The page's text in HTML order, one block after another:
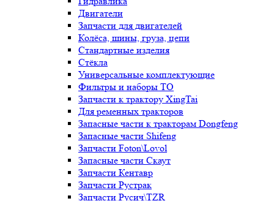
Двигатели
Запчасти для двигателей
Колёса, шины, груза, цепи
Стандартные изделия
Стёкла
Универсальные комплектующие
Фильтры и наборы ТО
Запчасти к трактору XingTai
Для ременных тракторов
Запасные части к тракторам Dongfeng
Запасные части Shifeng
Запчасти Foton\Lovol
Запасные части Скаут
Запчасти Кентавр
Запчасти Рустрак
Запчасти Русич\TZR